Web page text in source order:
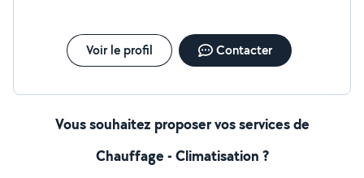
Voir le profil Contacter
Vous souhaitez proposer vos services de
Chauffage - Climatisation ?